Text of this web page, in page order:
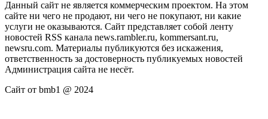
Данный сайт не является коммерческим проектом. На этом
сайте ни чего не продают, ни чего не покупают, ни какие
услуги не оказываются. Сайт представляет собой ленту
новостей RSS канала news.rambler.ru, kommersant.ru,
newsru.com. Материалы публикуются без искажения,
ответственность за достоверность публикуемых новостей
Администрация сайта не несёт.
Сайт от bmb1 @ 2024